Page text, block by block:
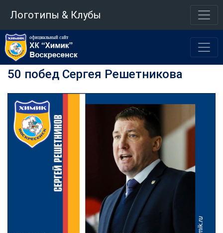
Логотипы & Клубы
50 побед Сергея Решетникова